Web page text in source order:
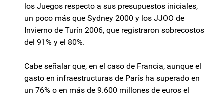
los Juegos respecto a sus presupuestos iniciales,
un poco más que Sydney 2000 y los JJOO de
Invierno de Turín 2006, que registraron sobrecostos
del 91% y el 80%.
Cabe señalar que, en el caso de Francia, aunque el
gasto en infraestructuras de París ha superado en
un 76% o en más de 9.600 millones de euros el